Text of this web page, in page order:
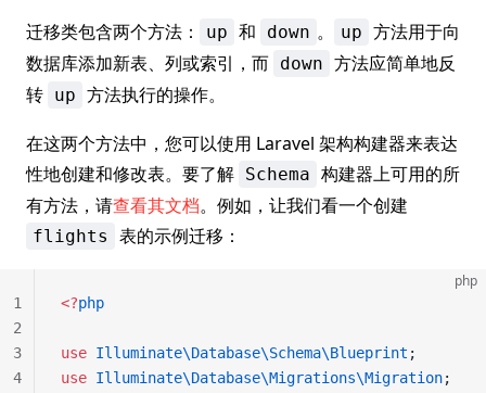
迁移类包含两个方法： up 和 down 。 up 方法用于向
数据库添加新表、列或索引，而 down 方法应简单地反
转 up 方法执行的操作。
在这两个方法中，您可以使用 Laravel 架构构建器来表达
性地创建和修改表。要了解 Schema 构建器上可用的所
有方法，请查看其文档。例如，让我们看一个创建
flights 表的示例迁移：
php
<?php
use Illuminate\Database\Schema\Blueprint ;
use Illuminate\Database\Migrations\Migration;
1
2
3
4